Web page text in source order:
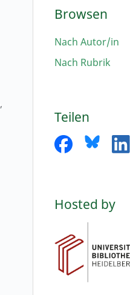
,
Browsen
Nach Autor/in
Nach Rubrik
Teilen
Hosted by